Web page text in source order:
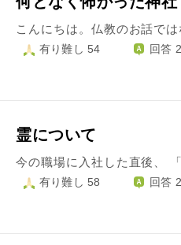
有り難し 54 回答 2
霊について
有り難し 58 回答 2